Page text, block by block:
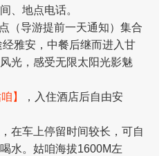
、地点电话。
（导游提前一天通知）集合
雅安，中餐后继而进入甘
光，感受无限太阳光影魅
】
，入住酒店后自由安
在车上停留时间较长，可自
水。姑咱海拔1600M左